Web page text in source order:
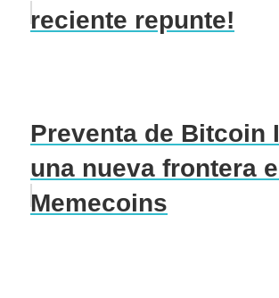
reciente repunte!
Preventa de Bitcoin
una nueva frontera
Memecoins